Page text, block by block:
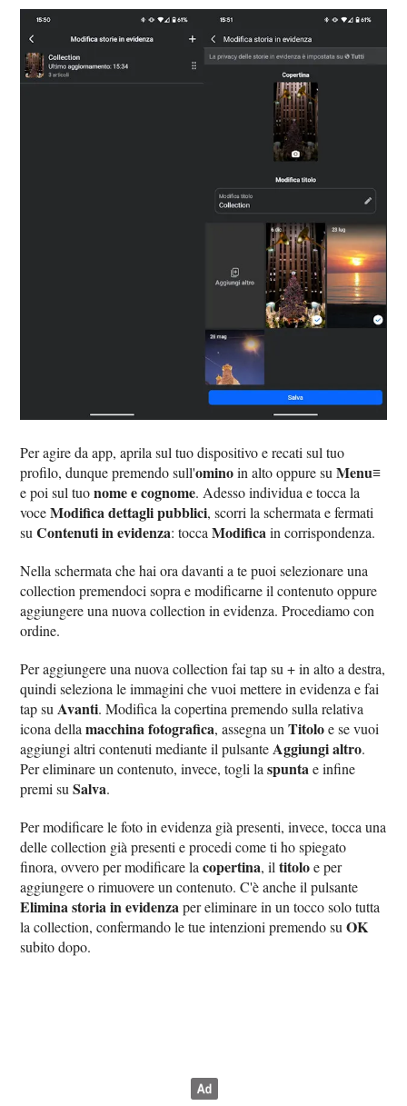
Per agire da app, aprila sul tuo dispositivo e recati sul tuo
profilo, dunque premendo sull'ominoin alto oppure suMenu≡
e poi sul tuonome e cognome. Adesso individua e tocca la
voceModifica dettagli pubblici, scorri la schermata e fermati
suContenuti in evidenza: toccaModifica in corrispondenza.
Nella schermata che hai ora davanti a te puoi selezionare una
collection premendoci sopra e modificarne il contenuto oppure
aggiungere una nuova collection in evidenza. Procediamo con
ordine.
Per aggiungere una nuova collection fai tap su + in alto a destra,
quindi seleziona le immagini che vuoi mettere in evidenza e fai
tap su Avanti. Modifica la copertina premendo sulla relativa
icona dellamacchina fotografica, assegna unTitoloe se vuoi
aggiungi altri contenuti mediante il pulsante Aggiungi altro.
Per eliminare un contenuto, invece, togli laspunta e infine
premi suSalva.
Per modificare le foto in evidenza già presenti, invece, tocca una
delle collection già presenti e procedi come ti ho spiegato
finora, ovvero per modificare lacopertina, iltitoloe per
aggiungere o rimuovere un contenuto. C'è anche il pulsante
Elimina storia in evidenza per eliminare in un tocco solo tutta
la collection, confermando le tue intenzioni premendo suOK
subito dopo.